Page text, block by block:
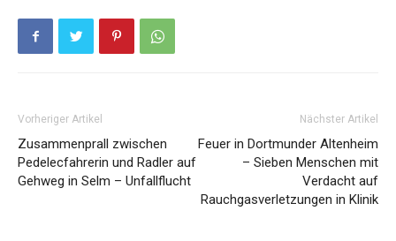
Vorheriger Artikel
Zusammenprall zwischen
Pedelecfahrerin und Radler auf
Gehweg in Selm – Unfallflucht
Nächster Artikel
Feuer in Dortmunder Altenheim
– Sieben Menschen mit
Verdacht auf
Rauchgasverletzungen in Klinik